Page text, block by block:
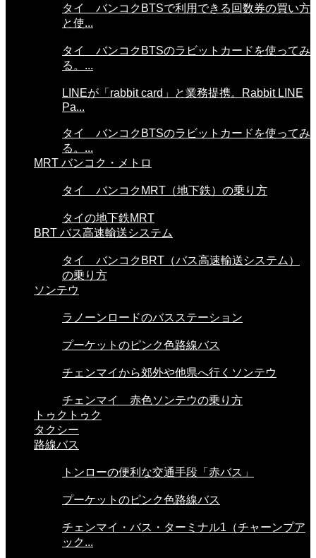
タイ バンコクBTSで利用できる回数券の買い方
と使...
タイ バンコクBTSのラビットカードを使ってみ
る。...
LINEが「rabbit card」と業務提携。Rabbit LINE
Pa...
タイ バンコクBTSのラビットカードを使ってみ
る。...
MRT バンコク・メトロ
タイ バンコクMRT（地下鉄）の乗り方
タイの地下鉄MRT
BRT バス高速輸送システム
タイ バンコクBRT（バス高速輸送システム）
の乗り方
ソンテウ
ラノーンロードのバスステーション
プーケットのピンク色路線バス
チェンマイから郊外や他県へ行くソンテウ
チェンマイ 赤色ソンテウの乗り方
トゥクトゥク
タクシー
路線バス
トンローの便利な交通手段「赤バス」
プーケットのピンク色路線バス
チェンマイ・バス・ターミナル1（チャーンプア
ック...